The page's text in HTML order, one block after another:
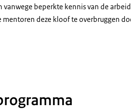
beperkte kennis van de
deze kloof te overbruggen